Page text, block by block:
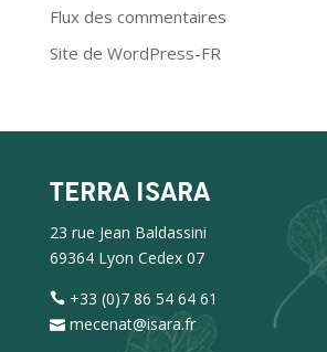
Flux des commentaires
Site de WordPress-FR
TERRA ISARA
23 rue Jean Baldassini
69364 Lyon Cedex 07
+33 (0)7 86 54 64 61
mecenat@isara.fr